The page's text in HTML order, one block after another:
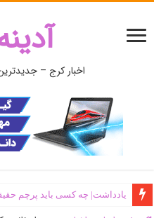
اخبار کرج –
یادداشت| ‌چه کسی باید پرچم